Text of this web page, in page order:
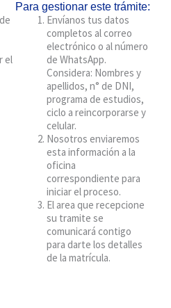
el
Para gestionar este trámite:
Envíanos tus datos
completos al correo
electrónico o al número
de WhatsApp.
Considera: Nombres y
apellidos, n° de DNI,
programa de estudios,
ciclo a reincorporarse y
celular.
Nosotros enviaremos
esta información a la
oficina
correspondiente para
iniciar el proceso.
El area que recepcione
su tramite se
comunicará contigo
para darte los detalles
de la matrícula.